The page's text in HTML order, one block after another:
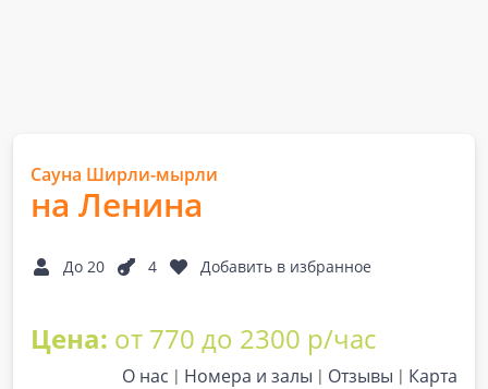
Сауна Ширли-мырли
на Ленина
До 20 4 Добавить в избранное
Цена: от 770 до 2300 р/час
О нас Номера и залы Отзывы
Карта